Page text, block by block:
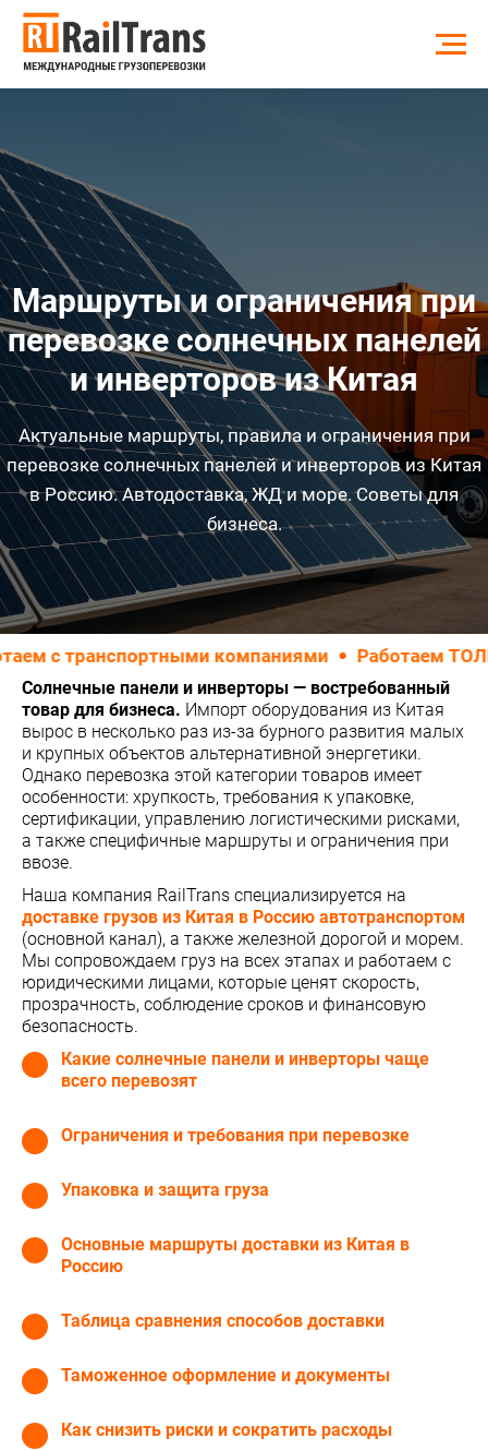
Маршруты и ограничения при
перевозке солнечных панелей
и инверторов из Китая
Актуальные маршруты, правила и ограничения при
перевозке солнечных панелей и инверторов из Китая
в Россию. Автодоставка, ЖД и море. Советы для
бизнеса.
транспортными компаниями Работаем ТОЛЬКО
Солнечные панели и инверторы — востребованный
товар для бизнеса. Импорт оборудования из Китая
вырос в несколько раз из-за бурного развития малых
и крупных объектов альтернативной энергетики.
Однако перевозка этой категории товаров имеет
особенности: хрупкость, требования к упаковке,
сертификации, управлению логистическими рисками,
а также специфичные маршруты и ограничения при
ввозе.
Наша компания RailTrans специализируется на
доставке грузов из Китая в Россию автотранспортом
(основной канал), а также железной дорогой и морем.
Мы сопровождаем груз на всех этапах и работаем с
юридическими лицами, которые ценят скорость,
прозрачность, соблюдение сроков и финансовую
безопасность.
Какие солнечные панели и инверторы чаще
всего перевозят
Ограничения и требования при перевозке
Упаковка и защита груза
Основные маршруты доставки из Китая в
Россию
Таблица сравнения способов доставки
Таможенное оформление и документы
Как снизить риски и сократить расходы